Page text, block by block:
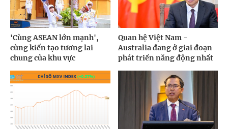
'Cùng ASEAN lớn mạnh',
cùng kiến tạo tương lai
chung của khu vực
Quan hệ Việt Nam -
Australia đang ở giai đoạn
phát triển năng động nhất